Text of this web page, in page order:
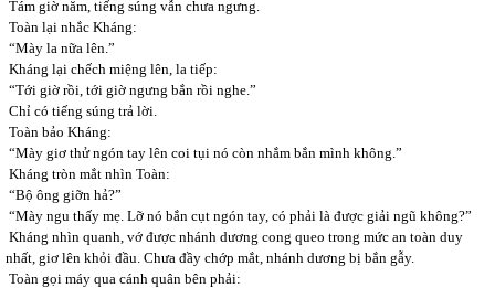
Tám giờ năm, tiếng súng vẫn chưa ngưng.
Toàn lại nhắc Kháng:
“Mày la nữa lên.”
Kháng lại chếch miệng lên, la tiếp:
“Tới giờ rồi, tới giờ ngưng bắn rồi nghe.”
Chỉ có tiếng súng trả lời.
Toàn bảo Kháng:
“Mày giơ thử ngón tay lên coi tụi nó còn nhắm bắn mình không.”
Kháng tròn mắt nhìn Toàn:
“Bộ ông giỡn hả?”
“Mày ngu thấy mẹ. Lỡ nó bắn cụt ngón tay, có phải là được giải ngũ không?”
Kháng nhìn quanh, vớ được nhánh dương cong queo trong mức an toàn duy
nhất, giơ lên khỏi đầu. Chưa đầy chớp mắt, nhánh dương bị bắn gẫy.
Toàn gọi máy qua cánh quân bên phải: